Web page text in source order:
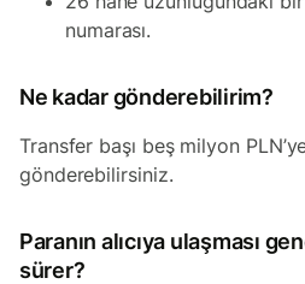
numarası.
Ne kadar gönderebilirim?
Transfer başı beş milyon
gönderebilirsiniz.
Paranın alıcıya ulaşması
sürer?